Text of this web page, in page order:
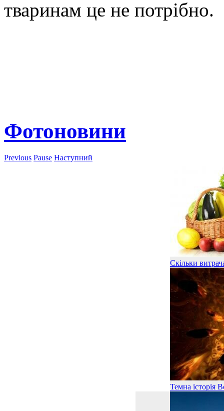
тваринам це не потрібно.
Фотоновини
Previous Pause Наступний
Скільки
Темна історія